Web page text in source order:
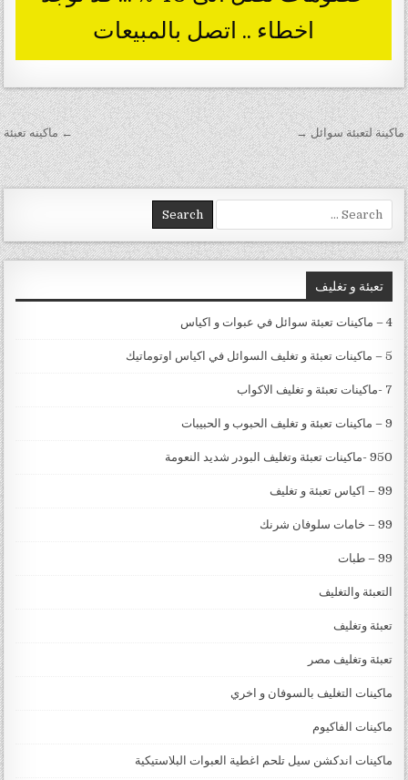
تصفّح المقالات ← ماكينه تعبئة ماكينة لتعبئة سوائل →
Search for:
تعبئة و تغليف
4 – ماكينات تعبئة سوائل في عبوات و اكياس
5 – ماكينات تعبئة و تغليف السوائل في اكياس اوتوماتيك
7 -ماكينات تعبئة و تغليف الاكواب
9 – ماكينات تعبئة و تغليف الحبوب و الحبيبات
950 -ماكينات تعبئة وتغليف البودر شديد النعومة
99 – اكياس تعبئة و تغليف
99 – خامات سلوفان شرنك
99 – طبات
التعبئة والتغليف
تعبئة وتغليف
تعبئة وتغليف مصر
ماكينات التغليف بالسوفان و اخري
ماكينات الفاكيوم
ماكينات اندكشن سيل تلحم اغطية العبوات البلاستيكية